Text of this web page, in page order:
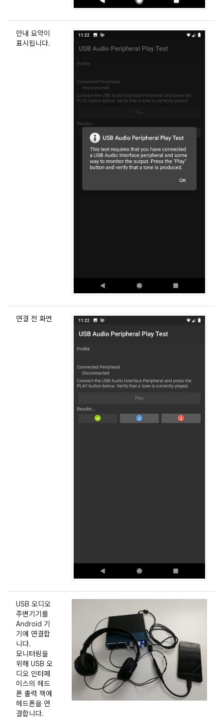
안내 요약이
표시됩니다.
연결 전 화면
USB 오디오
주변기기를
Android 기
기에 연결합
니다.
모니터링을
위해 USB 오
디오 인터페
이스의 헤드
폰 출력 잭에
헤드폰을 연
결합니다.